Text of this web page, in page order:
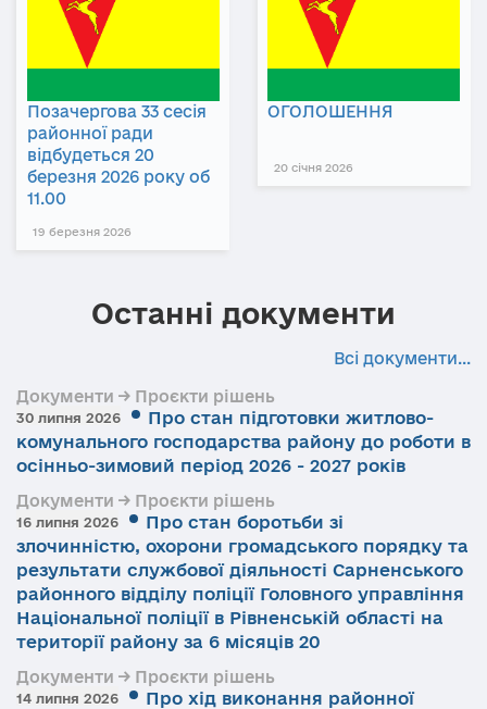
Позачергова 33 сесія
районної ради
відбудеться 20
березня 2026 року об
11.00
19 березня 2026
ОГОЛОШЕННЯ
20 січня 2026
Останні документи
Всі документи...
Документи → Проєкти рішень
30 липня 2026
Про стан підготовки житлово-
комунального господарства району до роботи в
осінньо-зимовий період 2026 - 2027 років
Документи → Проєкти рішень
16 липня 2026
Про стан боротьби зі
злочинністю, охорони громадського порядку та
результати службової діяльності Сарненського
районного відділу поліції Головного управління
Національної поліції в Рівненській області на
території району за 6 місяців 20
Документи → Проєкти рішень
14 липня 2026
Про хід виконання районної